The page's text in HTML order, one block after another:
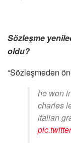
Sözleşme
oldu?
“Sözleşmeden
he won
charles
italian